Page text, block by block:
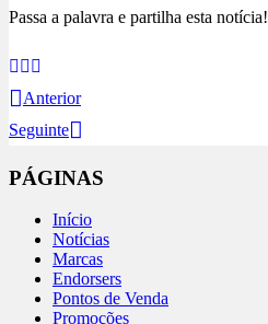
Passa a palavra e partilha esta notícia!
Anterior
Seguinte
PÁGINAS
Início
Notícias
Marcas
Endorsers
Pontos de Venda
Promoções